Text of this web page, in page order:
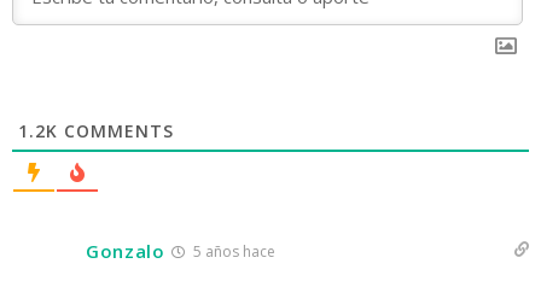
1.2K COMMENTS
Gonzalo 5 años hace